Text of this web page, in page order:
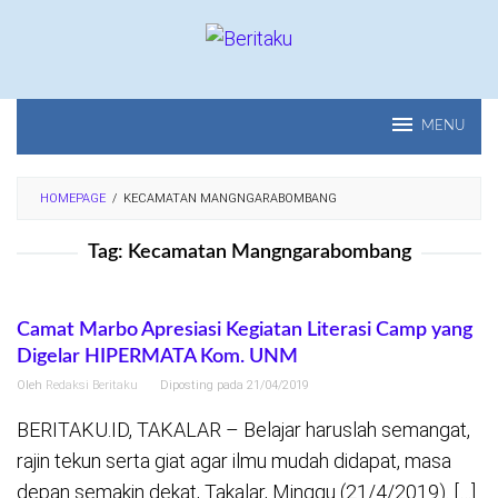
MENU
HOMEPAGE / KECAMATAN MANGNGARABOMBANG
Tag: Kecamatan Mangngarabombang
Camat Marbo Apresiasi Kegiatan Literasi Camp yang
Digelar HIPERMATA Kom. UNM
Oleh Redaksi Beritaku Diposting pada 21/04/2019
BERITAKU.ID, TAKALAR – Belajar haruslah semangat,
rajin tekun serta giat agar ilmu mudah didapat, masa
depan semakin dekat, Takalar, Minggu (21/4/2019). […]